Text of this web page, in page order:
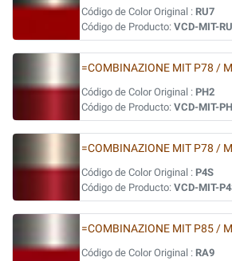
Código de Color Original : RU7
Código de Producto: VCD-MIT-
=COMBINAZIONE MIT P78 /
Código de Color Original : PH2
Código de Producto: VCD-MIT-
=COMBINAZIONE MIT P78 /
Código de Color Original : P4S
Código de Producto: VCD-MIT-
=COMBINAZIONE MIT P85 /
Código de Color Original : RA9